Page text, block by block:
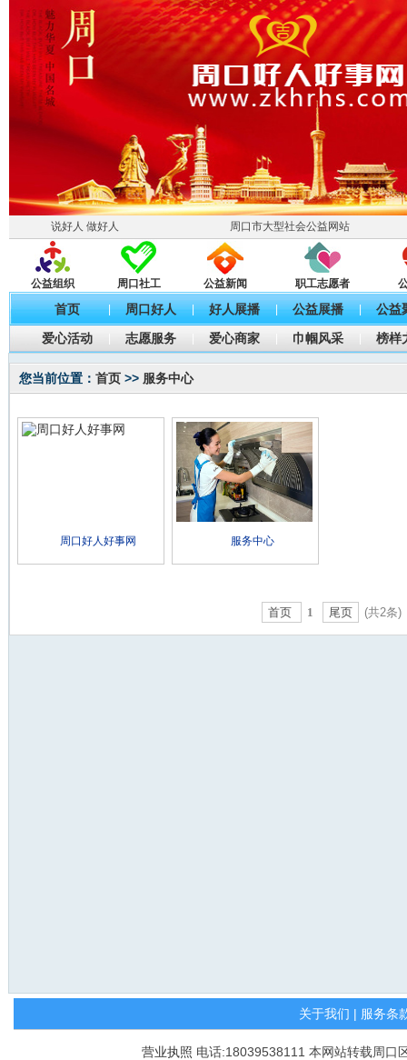
说好人 做好人 周口市大型社会公益网站
公益组织 周口社工 公益新闻 职工志愿者
首页 | 周口好人 | 好人展播 | 公益展播 |
公益
爱心活动
志愿服务 爱心商家 巾帼风采 榜样
您当前位置： 首页 >> 服务中心
周口好人好事网 服务中心
首页 1 尾页 (共2条)
关于我们 | 服务条
营业执照 电话:18039538111 本网站转载周口